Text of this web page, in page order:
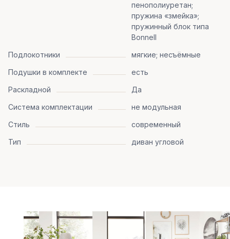
пенополиуретан;
пружина «змейка»;
пружинный блок типа
Bonnell
Подлокотники
мягкие; несъёмные
Подушки в комплекте
есть
Раскладной
Да
Система комплектации
не модульная
Стиль
современный
Тип
диван угловой